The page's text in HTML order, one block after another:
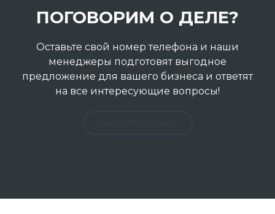
ПОГОВОРИМ О ДЕЛЕ?
Оставьте свой номер телефона и наши
менеджеры подготовят выгодное
предложение для вашего бизнеса и ответят
на все интересующие вопросы!